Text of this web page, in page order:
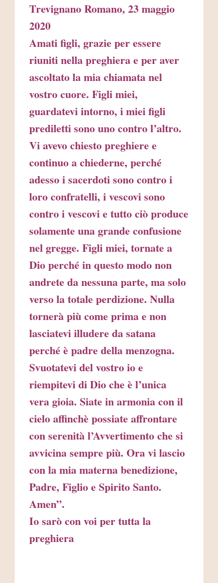
Trevignano Romano, 23 maggio
2020
Amati figli, grazie per essere
riuniti nella preghiera e per aver
ascoltato la mia chiamata nel
vostro cuore. Figli miei,
guardatevi intorno, i miei figli
prediletti sono uno contro l’altro.
Vi avevo chiesto preghiere e
continuo a chiederne, perché
adesso i sacerdoti sono contro i
loro confratelli, i vescovi sono
contro i vescovi e tutto ciò produce
solamente una grande confusione
nel gregge. Figli miei, tornate a
Dio perché in questo modo non
andrete da nessuna parte, ma solo
verso la totale perdizione. Nulla
tornerà più come prima e non
lasciatevi illudere da satana
perché è padre della menzogna.
Svuotatevi del vostro io e
riempitevi di Dio che è l’unica
vera gioia. Siate in armonia con il
cielo affinchè possiate affrontare
con serenità l’Avvertimento che si
avvicina sempre più. Ora vi lascio
con la mia materna benedizione,
Padre, Figlio e Spirito Santo.
Amen”.
Io sarò con voi per tutta la
preghiera